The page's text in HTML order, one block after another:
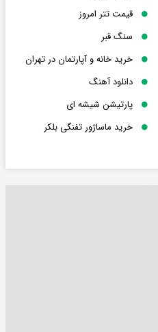
قیمت تتر امروز
سنگ قبر
خرید خانه و آپارتمان در تهران
دانلود آهنگ
پارتیشن شیشه ای
خرید ماساژور تفنگی بلکر